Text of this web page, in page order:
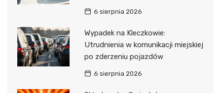
6 sierpnia 2026
Wypadek na Kleczkowie:
Utrudnienia w komunikacji miejskiej
po zderzeniu pojazdów
6 sierpnia 2026